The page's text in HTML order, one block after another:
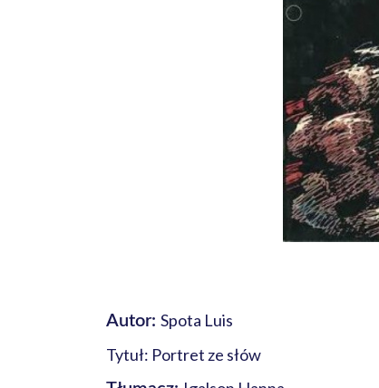
Autor: Spota Luis
Tytuł: Portret ze słów